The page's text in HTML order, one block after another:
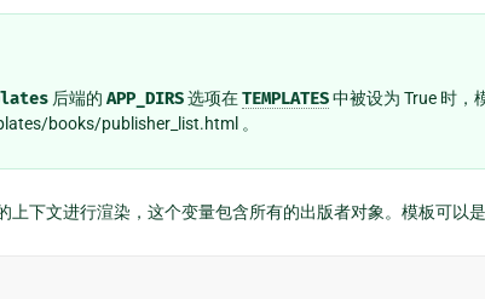
后端的 APP_DIRS选项在TEMPLATES中被设为 True 时，
books/publisher_list.html 。
上下文进行渲染，这个变量包含所有的出版者对象。模板可以是